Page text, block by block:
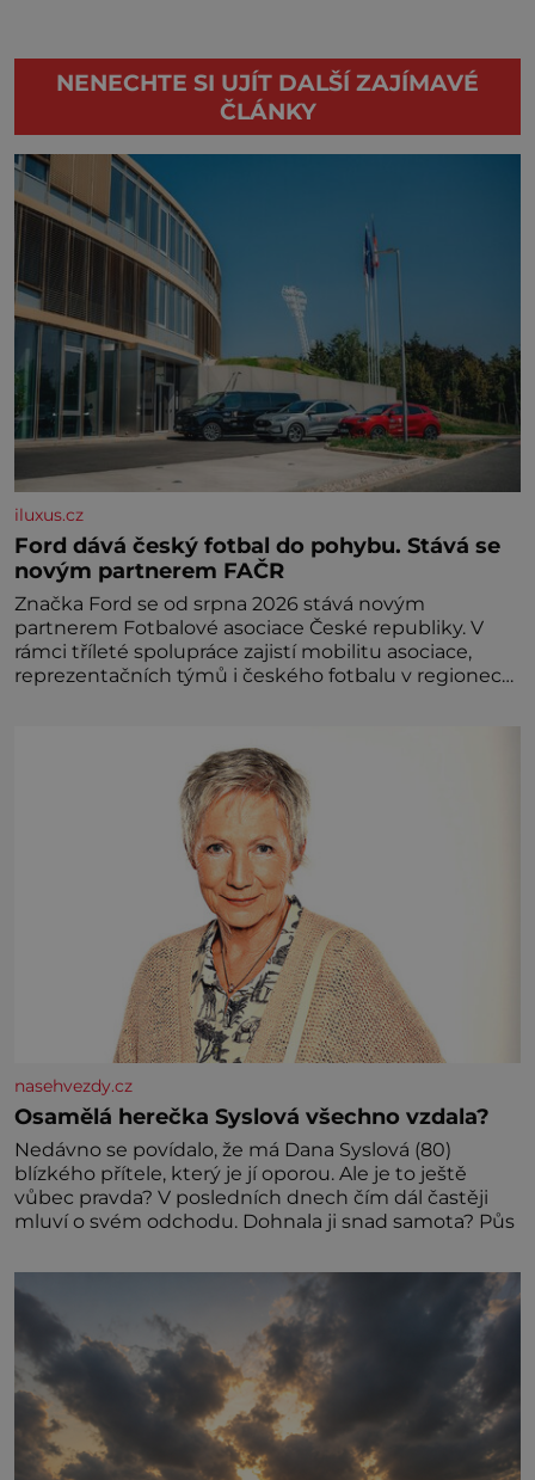
NENECHTE SI UJÍT DALŠÍ ZAJÍMAVÉ
ČLÁNKY
iluxus.cz
Ford dává český fotbal do pohybu. Stává se
novým partnerem FAČR
Značka Ford se od srpna 2026 stává novým
partnerem Fotbalové asociace České republiky. V
rámci tříleté spolupráce zajistí mobilitu asociace,
reprezentačních týmů i českého fotbalu v regionech.
nasehvezdy.cz
Osamělá herečka Syslová všechno vzdala?
Nedávno se povídalo, že má Dana Syslová (80)
blízkého přítele, který je jí oporou. Ale je to ještě
vůbec pravda? V posledních dnech čím dál častěji
mluví o svém odchodu. Dohnala ji snad samota? Půs